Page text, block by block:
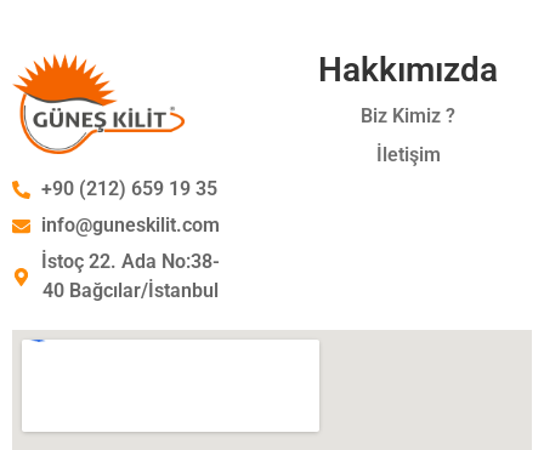
+90 (212) 659 19 35
info@guneskilit.com
İstoç 22. Ada No:38-
40 Bağcılar/İstanbul
Hakkımızda
Biz Kimiz ?
İletişim